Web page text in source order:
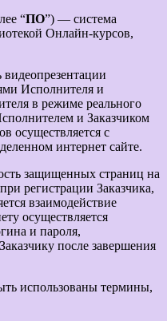
“ПО”) — система
Онлайн-курсов,
видеопрезентации
Исполнителя и
в режиме реального
и Заказчиком
осуществляется с
интернет сайте.
защищенных страниц на
регистрации Заказчика,
взаимодействие
осуществляется
и пароля,
после завершения
использованы термины,